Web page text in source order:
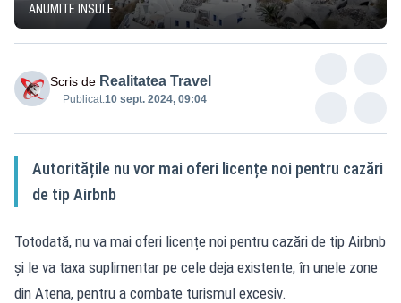
ANUMITE INSULE
Scris de Realitatea Travel
Publicat:10 sept. 2024, 09:04
Autoritățile nu vor mai oferi licențe noi pentru cazări
de tip Airbnb
Totodată, nu va mai oferi licențe noi pentru cazări de tip Airbnb
și le va taxa suplimentar pe cele deja existente, în unele zone
din Atena, pentru a combate turismul excesiv.